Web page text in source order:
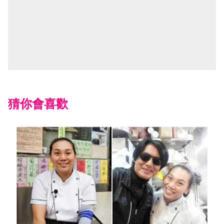
猜你會喜歡